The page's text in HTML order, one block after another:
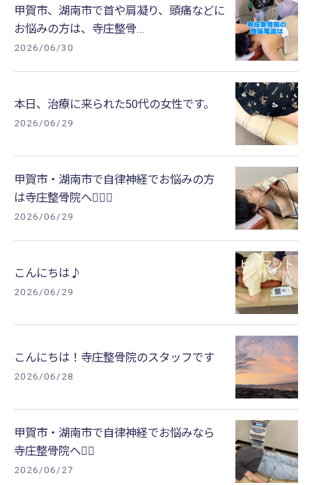
甲賀市、湖南市で首や肩凝り、頭痛などに
お悩みの方は、寺庄整骨...
2026/06/30
本日、治療に来られた50代の女性です。
2026/06/29
甲賀市・湖南市で自律神経でお悩みの方
は寺庄整骨院へ🚴🏻‍♂️
2026/06/29
こんにちは♪
2026/06/29
こんにちは！寺庄整骨院のスタッフです
2026/06/28
甲賀市・湖南市で自律神経でお悩みなら
寺庄整骨院へ🚴‍♂️
2026/06/27